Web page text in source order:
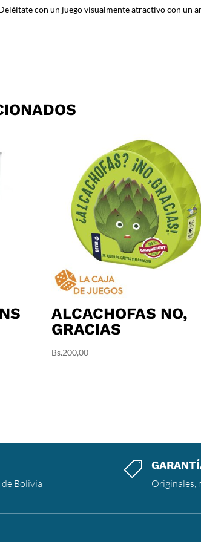
con un juego visualmente atractivo con un
ALCACHOFAS NO,
GRACIAS
Bs.200,00
Bolivia

Originales,